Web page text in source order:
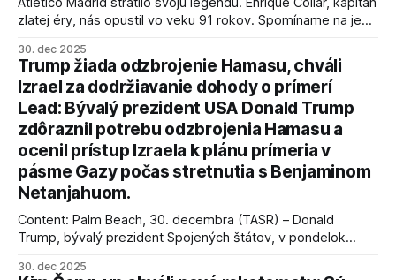
zlatej éry, nás opustil vo veku 91 rokov. Spomíname na jeho
30. dec 2025
Trump žiada odzbrojenie Hamasu, chváli
Izrael za dodržiavanie dohody o prímerí
Lead: Bývalý prezident USA Donald Trump
zdôraznil potrebu odzbrojenia Hamasu a
ocenil prístup Izraela k plánu prímeria v
pásme Gazy počas stretnutia s Benjaminom
Netanjahuom.
Content: Palm Beach, 30. decembra (TASR) – Donald
Trump, bývalý prezident Spojených štátov, v pondelok
kľúčové pre úspešné dosiahnutie prímeria v Gaze. Agentúra
30. dec 2025